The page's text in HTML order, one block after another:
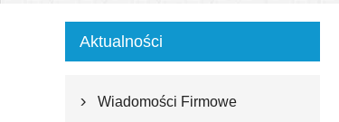
Aktualności
 Wiadomości Firmowe